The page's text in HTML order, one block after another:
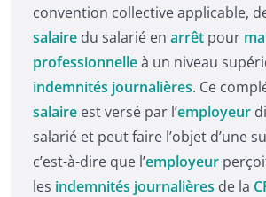
convention collective applicable,
salaire du salarié en arrêt pour
professionnelleà un niveau
indemnités journalières. Ce
salaire est versé par l’employeur
salarié et peut faire l’objet d’une
c’est-à-dire que l’employeur
les indemnités journalières de la